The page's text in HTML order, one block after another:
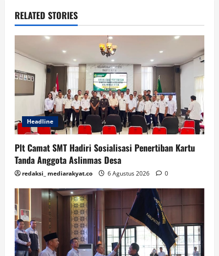
RELATED STORIES
Headline
Plt Camat SMT Hadiri Sosialisasi Penertiban Kartu
Tanda Anggota Aslinmas Desa
redaksi_ mediarakyat.co 6 Agustus 2026 0